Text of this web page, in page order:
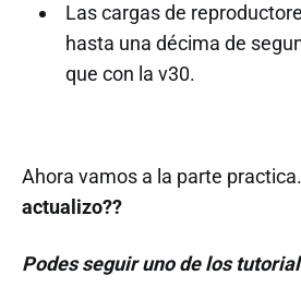
Las cargas de
hasta una décima de
que con la v30.
Ahora vamos a la parte
actualizo??
Podes seguir uno de los